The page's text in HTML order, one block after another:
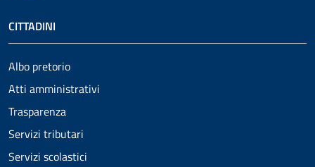
CITTADINI
Albo pretorio
Atti amministrativi
Trasparenza
Servizi tributari
Servizi scolastici